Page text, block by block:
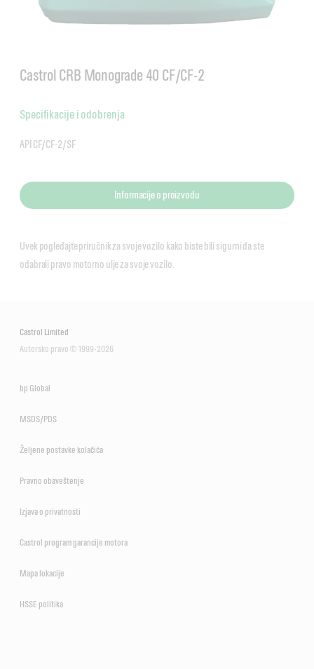
Castrol CRB Monograde 40 CF/CF-2
Specifikacije i odobrenja
API CF/CF-2/SF
Informacije o proizvodu
Uvek pogledajte priručnik za svoje vozilo kako biste bili sigurni da ste
odabrali pravo motorno ulje za svoje vozilo.
Castrol Limited
Autorsko pravo © 1999-2026
bp Global
MSDS/PDS
Željene postavke kolačića
Pravno obaveštenje
Izjava o privatnosti
Castrol program garancije motora
Mapa lokacije
HSSE politika